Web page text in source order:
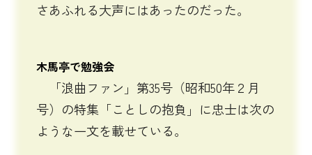
さあふれる大声にはあったのだった。
木馬亭で勉強会
「浪曲ファン」第35号（昭和50年２月
号）の特集「ことしの抱負」に忠士は次の
ような一文を載せている。